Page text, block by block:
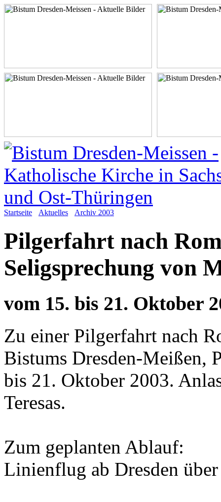
Startseite Aktuelles Archiv 2003
Pilgerfahrt nach
Seligsprechung von
vom 15. bis 21. Oktober
Zu einer Pilgerfahrt nach
Bistums Dresden-Meißen,
bis 21. Oktober 2003.
Teresas.
Zum geplanten Ablauf:
Linienflug ab Dresden